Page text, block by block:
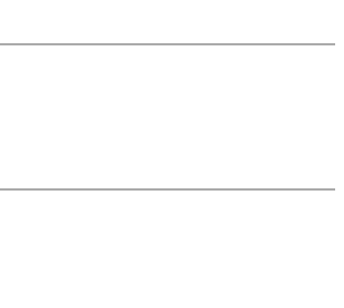
and further explanations.
position).